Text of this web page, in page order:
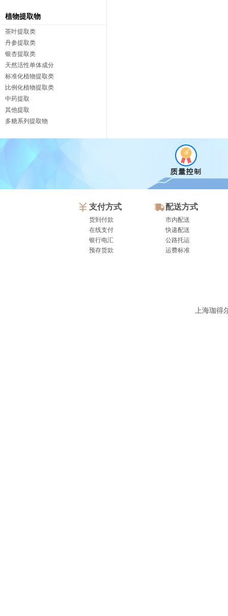
植物提取物
茶叶提取类
丹参提取类
银杏提取类
天然活性单体成分
标准化植物提取类
比例化植物提取类
中药提取
其他提取
多糖系列提取物
支付方式
货到付款
在线支付
银行电汇
预存货款
配送方式
市内配送
快递配送
公路托运
运费标准
上海珈得